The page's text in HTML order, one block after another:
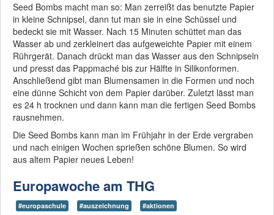
Seed Bombs macht man so: Man zerreißt das benutzte Papier
in kleine Schnipsel, dann tut man sie in eine Schüssel und
bedeckt sie mit Wasser. Nach 15 Minuten schüttet man das
Wasser ab und zerkleinert das aufgeweichte Papier mit einem
Rührgerät. Danach drückt man das Wasser aus den Schnipseln
und presst das Pappmaché bis zur Hälfte in Silikonformen.
Anschließend gibt man Blumensamen in die Formen und noch
eine dünne Schicht von dem Papier darüber. Zuletzt lässt man
es 24 h trocknen und dann kann man die fertigen Seed Bombs
rausnehmen.
Die Seed Bombs kann man im Frühjahr in der Erde vergraben
und nach einigen Wochen sprießen schöne Blumen. So wird
aus altem Papier neues Leben!
Europawoche am THG
#europaschule #auszeichnung #aktionen